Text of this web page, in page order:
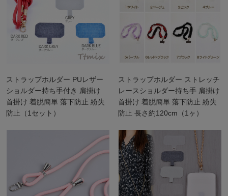
ストラップホルダー PUレザー
ショルダー持ち手付き 肩掛け
首掛け 着脱簡単 落下防止 紛失
防止（1セット）
ストラップホルダー ストレッチ
レースショルダー持ち手 肩掛け
首掛け 着脱簡単 落下防止 紛失
防止 長さ約120cm（1ヶ）